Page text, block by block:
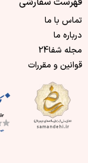
تماس با ما
درباره ما
مجله شفا24
قوانین و مقررات